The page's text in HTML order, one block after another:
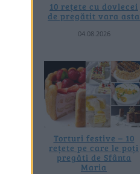
10 rețete cu dovlecei
de pregătit vara asta
04.08.2026
de
Torturi festive – 10
rețete pe care le poți
pregăti de Sfânta
Maria